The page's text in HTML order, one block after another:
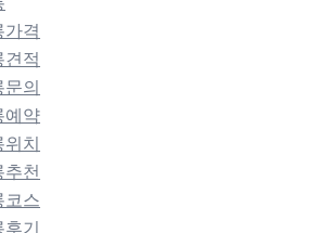
가격
견적
의
예약
치
천
코스
기